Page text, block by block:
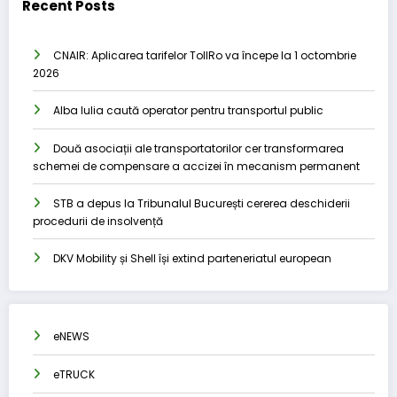
Recent Posts
CNAIR: Aplicarea tarifelor TollRo va începe la 1 octombrie
2026
Alba Iulia caută operator pentru transportul public
Două asociații ale transportatorilor cer transformarea
schemei de compensare a accizei în mecanism permanent
STB a depus la Tribunalul București cererea deschiderii
procedurii de insolvență
DKV Mobility și Shell își extind parteneriatul european
eNEWS
eTRUCK